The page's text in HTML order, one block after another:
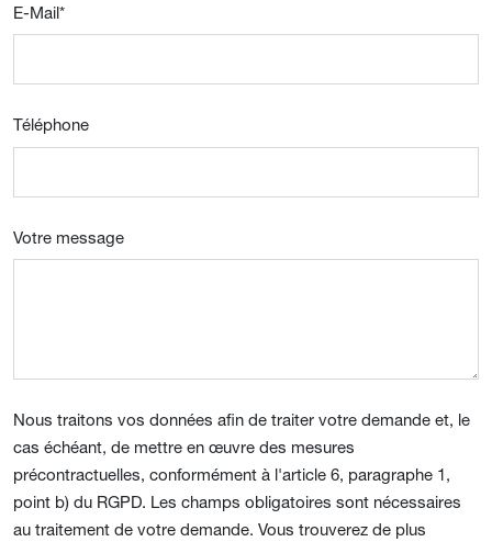
E-Mail*
Téléphone
Votre message
Nous traitons vos données afin de traiter votre demande et, le
cas échéant, de mettre en œuvre des mesures
précontractuelles, conformément à l'article 6, paragraphe 1,
point b) du RGPD. Les champs obligatoires sont nécessaires
au traitement de votre demande. Vous trouverez de plus